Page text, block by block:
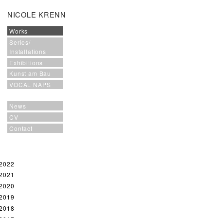
NICOLE KRENN
Works
Series/
Installations
Exhibitions
Kunst am Bau
VOCAL NAPS
News
CV
Contact